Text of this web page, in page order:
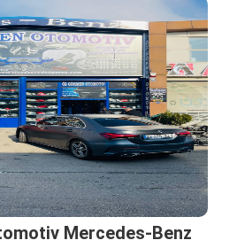
Mercedes-Benz